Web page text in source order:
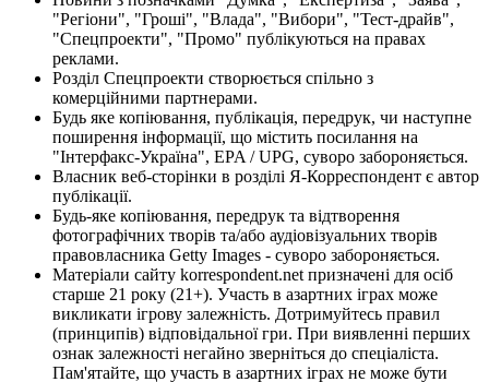
"Регіони", "Гроші", "Влада", "Вибори", "Тест-драйв",
"Спецпроекти", "Промо" публікуються на правах
реклами.
Розділ Спецпроекти створюється спільно з
комерційними партнерами.
Будь яке копіювання, публікація, передрук, чи наступне
поширення інформації, що містить посилання на
"Інтерфакс-Україна", EPA / UPG, суворо забороняється.
Власник веб-сторінки в розділі Я-Корреспондент є автор
публікації.
Будь-яке копіювання, передрук та відтворення
фотографічних творів та/або аудіовізуальних творів
правовласника Getty Images - суворо забороняється.
Матеріали сайту korrespondent.net призначені для осіб
старше 21 року (21+). Участь в азартних іграх може
викликати ігрову залежність. Дотримуйтесь правил
(принципів) відповідальної гри. При виявленні перших
ознак залежності негайно зверніться до спеціаліста.
Пам'ятайте, що участь в азартних іграх не може бути